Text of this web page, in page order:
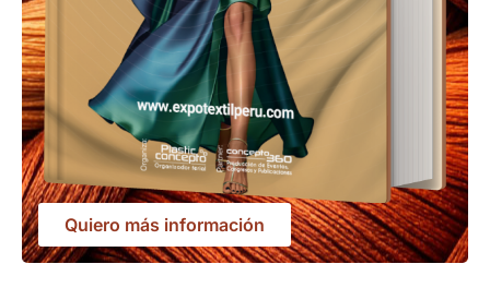
Quiero más información